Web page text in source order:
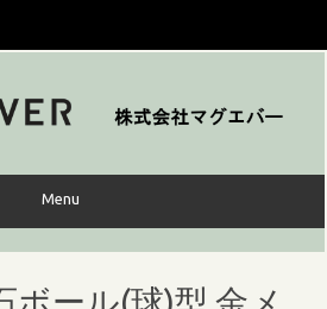
Menu
ボール(球)型 金メ